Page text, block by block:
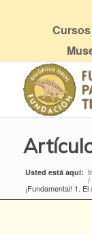
Usted está aquí:
/
¡Fundamental! 1.